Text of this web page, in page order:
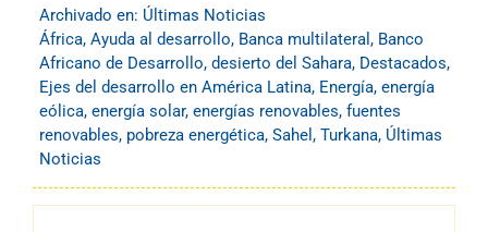
Archivado en: Últimas Noticias
África, Ayuda al desarrollo, Banca multilateral , Banco
Africano de Desarrollo, desierto del Sahara, Destacados,
Ejes del desarrollo en América Latina, Energía, energía
eólica, energía solar, energías renovables, fuentes
renovables, pobreza energética, Sahel , Turkana, Últimas
Noticias